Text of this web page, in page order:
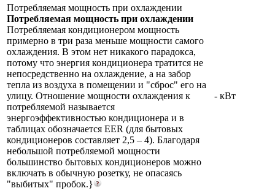
Потребляемая мощность при охлаждении
Потребляемая мощность при охлаждении
Потребляемая кондиционером мощность
примерно в три раза меньше мощности самого
охлаждения. В этом нет никакого парадокса,
потому что энергия кондиционера тратится не
непосредственно на охлаждение, а на забор
тепла из воздуха в помещении и "сброс" его на
улицу. Отношение мощности охлаждения к
потребляемой называется
энергоэффективностью кондиционера и в
таблицах обозначается EER (для бытовых
кондиционеров составляет 2,5 – 4). Благодаря
небольшой потребляемой мощности
большинство бытовых кондиционеров можно
включать в обычную розетку, не опасаясь
"выбитых" пробок.}
- кВт